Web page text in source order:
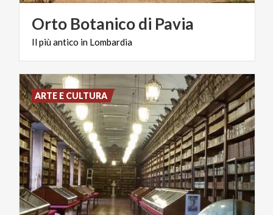
Orto Botanicodi Pavia
Ilpiùantico in Lombardia
ARTE E CULTURA